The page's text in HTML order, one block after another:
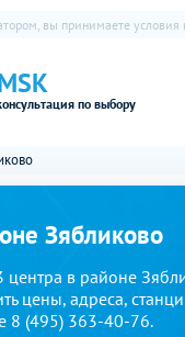
по выбору
вы принимаете
Зябликово
в районе
цены, адреса,
8 (495) 363-40-76.